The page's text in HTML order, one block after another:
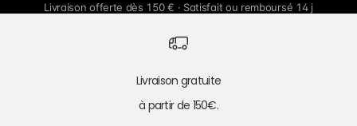
Livraison offerte dès 150 € · Satisfait ou remboursé 14 j
Livraison gratuite
à partir de 150€.